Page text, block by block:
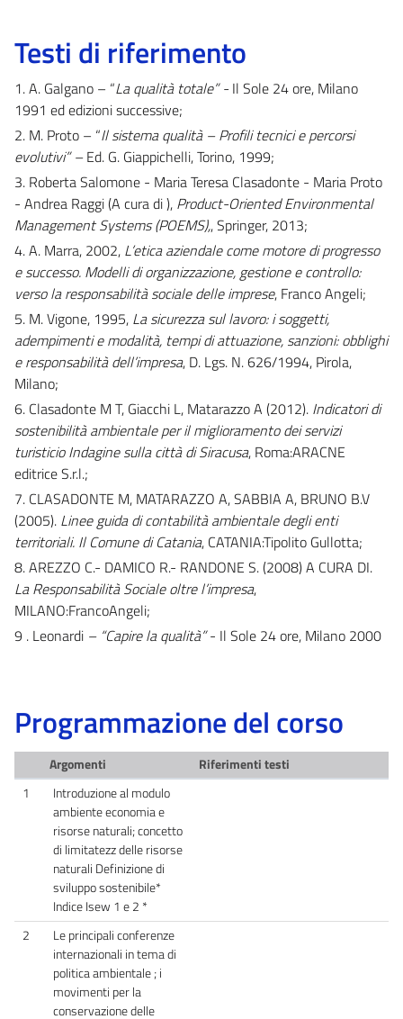
Testi di riferimento
1. A. Galgano – “La qualità totale” - Il Sole 24 ore, Milano
1991 ed edizioni successive;
2. M. Proto – “Il sistema qualità – Profili tecnici e percorsi
evolutivi” –Ed. G. Giappichelli, Torino, 1999;
3. Roberta Salomone - Maria Teresa Clasadonte - Maria Proto
- Andrea Raggi (A cura di ), Product-Oriented Environmental
Management Systems (POEMS),, Springer, 2013;
4. A. Marra, 2002, L’etica aziendale come motore di progresso
e successo. Modelli di organizzazione, gestione e controllo:
verso la responsabilità sociale delle imprese, Franco Angeli;
5. M. Vigone, 1995, La sicurezza sul lavoro: i soggetti,
adempimenti e modalità, tempi di attuazione, sanzioni: obblighi
e responsabilità dell’impresa, D. Lgs. N. 626/1994, Pirola,
Milano;
6. Clasadonte M T, Giacchi L, Matarazzo A (2012). Indicatori di
sostenibilità ambientale per il miglioramento dei servizi
turisticio Indagine sulla città di Siracusa, Roma:ARACNE
editrice S.r.l.;
7. CLASADONTE M, MATARAZZO A, SABBIA A, BRUNO B.V
(2005). Linee guida di contabilità ambientale degli enti
territoriali. Il Comune di Catania, CATANIA:Tipolito Gullotta;
8. AREZZO C.- DAMICO R.- RANDONE S. (2008) A CURA DI.
La Responsabilità Sociale oltre l’impresa,
MILANO:FrancoAngeli;
9 . Leonardi – “Capire la qualità”- Il Sole 24 ore, Milano 2000
Programmazione del corso
Argomenti
Riferimenti testi
1
Introduzione al modulo
ambiente economia e
risorse naturali; concetto
di limitatezz delle risorse
naturali Definizione di
sviluppo sostenibile*
Indice Isew 1 e 2 *
2
Le principali conferenze
internazionali in tema di
politica ambientale ; i
movimenti per la
conservazione delle